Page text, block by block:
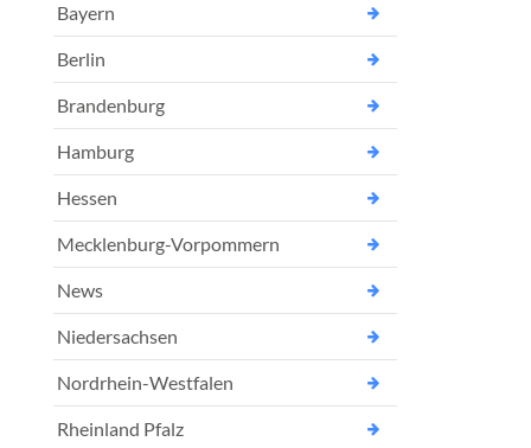
Bayern
Berlin
Brandenburg
Hamburg
Hessen
Mecklenburg-Vorpommern
News
Niedersachsen
Nordrhein-Westfalen
Rheinland Pfalz